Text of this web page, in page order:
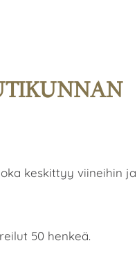
keskittyy viineihin ja
50 henkeä.